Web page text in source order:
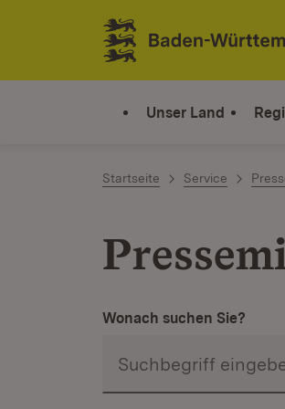
Zum Inhalt springen
Link zur Startseite
Unser Land
Startseite Service
Wonach suchen Sie?